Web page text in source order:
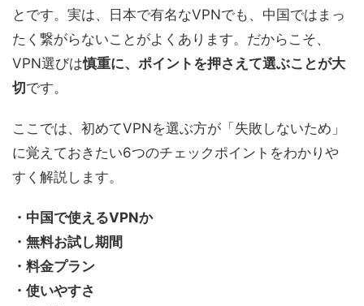
とです。実は、日本で有名なVPNでも、中国ではまっ
たく繋がらないことがよくあります。だからこそ、
VPN選びは慎重に、ポイントを押さえて選ぶことが大
切 です。
ここでは、初めてVPNを選ぶ方が「失敗しないため」
に覚えておきたい6つのチェックポイントをわかりや
すく解説します。
・中国で使えるVPNか
・無料お試し期間
・料金プラン
・使いやすさ